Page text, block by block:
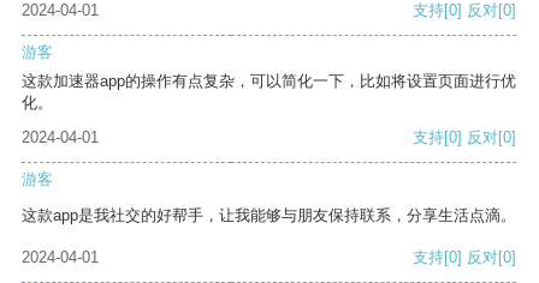
2024-04-01 支持[0] 反对[0]
游客
这款加速器app的操作有点复杂，可以简化一下，比如将设置页面进行优
化。
2024-04-01
支持[0] 反对[0]
游客
这款app是我社交的好帮手，让我能够与朋友保持联系，分享生活点滴。
2024-04-01 支持[0] 反对[0]